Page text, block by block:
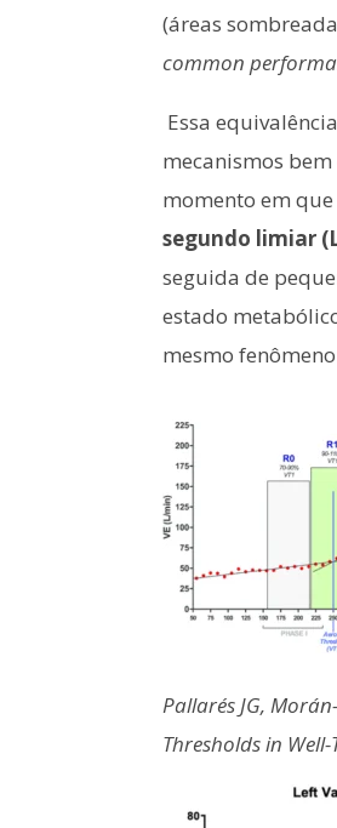
(áreas
common
Essa
mecanismos
momento em
segundo limiar
seguida de
estado
mesmo
Pallarés JG,
Thresholds in Well-